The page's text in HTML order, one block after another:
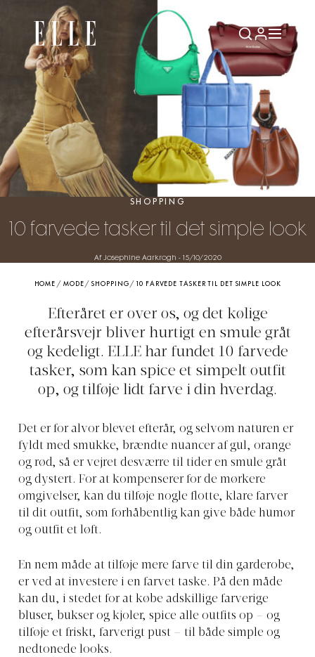
SHOPPING
10 farvede tasker til det simple look
Af Josephine Aarkrogh - 15/10/2020
HOME / MODE /SHOPPING / 10 FARVEDE TASKER TIL DET SIMPLE LOOK
Efteråret er over os, og det kølige
efterårsvejr bliver hurtigt en smule gråt
og kedeligt. ELLE har fundet 10 farvede
tasker, som kan spice et simpelt outfit
op, og tilføje lidt farve i din hverdag.
Det er for alvor blevet efterår, og selvom naturen er
fyldt med smukke, brændte nuancer af gul, orange
og rød, så er vejret desværre til tider en smule gråt
og dystert. For at kompenserer for de mørkere
omgivelser, kan du tilføje nogle flotte, klare farver
til dit outfit, som forhåbentlig kan give både humør
og outfit et løft.
En nem måde at tilføje mere farve til din garderobe,
er ved at investere i en farvet taske. På den måde
kan du, i stedet for at købe adskillige farverige
bluser, bukser og kjoler, spice alle outfits op – og
tilføje et friskt, farverigt pust – til både simple og
nedtonede looks.